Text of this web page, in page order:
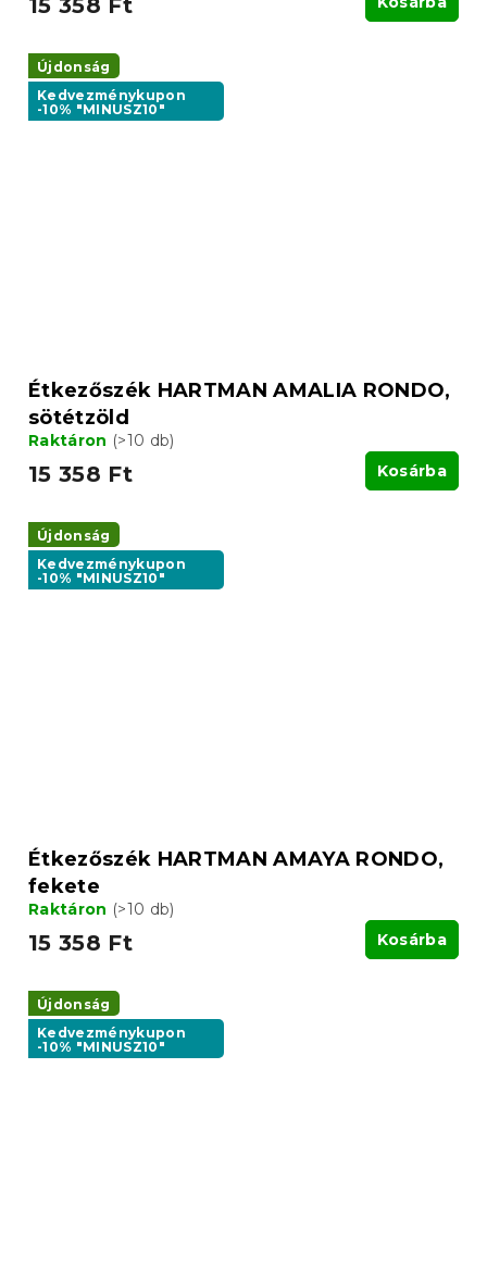
15 358 Ft
Újdonság
Kedvezménykupon
-10% "MINUSZ10"
Étkezőszék HARTMAN AMALIA RONDO,
sötétzöld
Raktáron (>10 db)
15 358 Ft Kosárba
Újdonság
Kedvezménykupon
-10% "MINUSZ10"
Étkezőszék HARTMAN AMAYA RONDO,
fekete
Raktáron (>10 db)
15 358 Ft Kosárba
Újdonság
Kedvezménykupon
-10% "MINUSZ10"